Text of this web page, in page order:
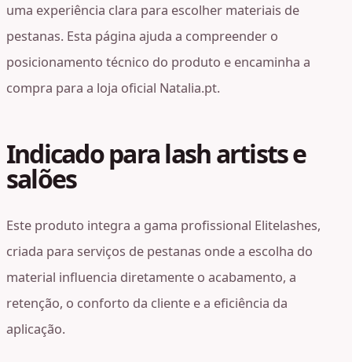
uma experiência clara para escolher materiais de
pestanas. Esta página ajuda a compreender o
posicionamento técnico do produto e encaminha a
compra para a loja oficial Natalia.pt.
Indicado para lash artists e
salões
Este produto integra a gama profissional Elitelashes,
criada para serviços de pestanas onde a escolha do
material influencia diretamente o acabamento, a
retenção, o conforto da cliente e a eficiência da
aplicação.